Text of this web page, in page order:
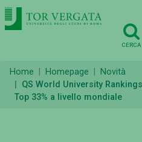
CERCA
Home Homepage
Novità
QS World University
Top 33% a livello mondiale